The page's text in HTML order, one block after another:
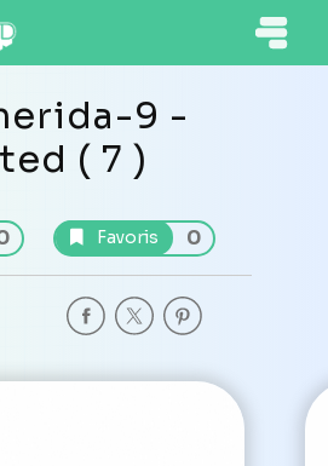
9 -
( 7 )
Favoris 0